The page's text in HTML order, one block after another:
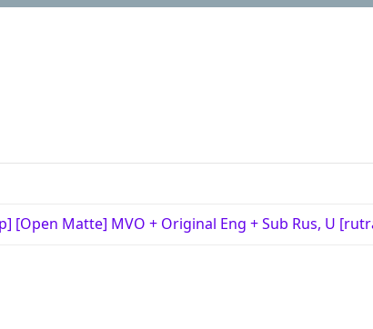
[Open Matte] MVO + Original Eng + Sub Rus, U